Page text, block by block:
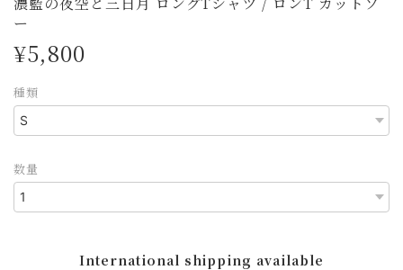
ー
¥5,800
種類
数量
International shipping available